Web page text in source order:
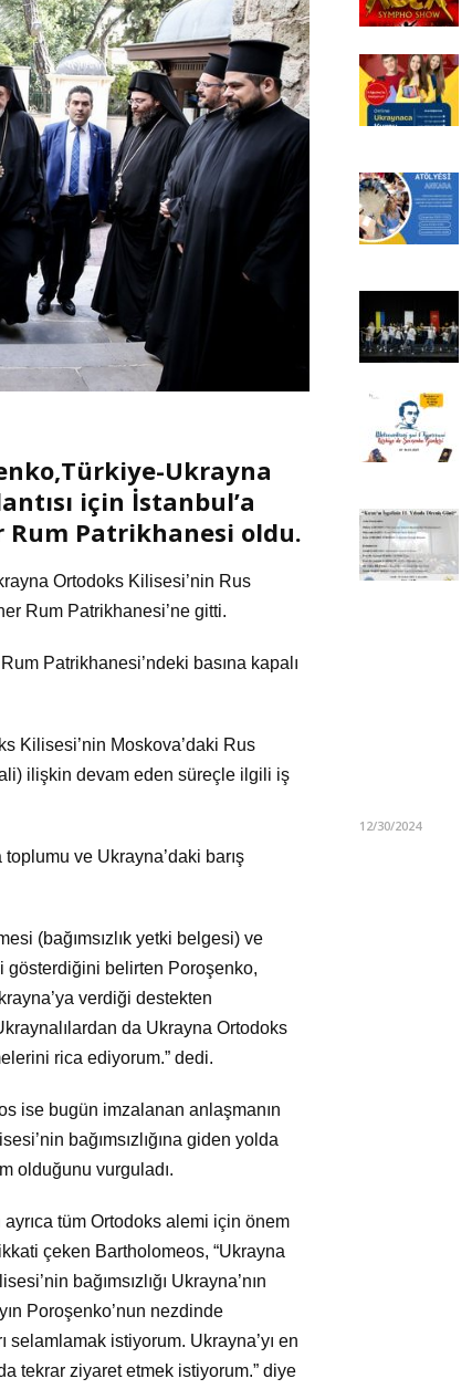
Ukrayna
için İstanbul’a
Rum Patrikhanesi oldu.
Ortodoks Kilisesi’nin Rus
Rum Patrikhanesi’ne gitti.
Patrikhanesi’ndeki basına kapalı
Kilisesi’nin Moskova’daki Rus
ilişkin devam eden süreçle ilgili iş
ve Ukrayna’daki barış
(bağımsızlık yetki belgesi) ve
gösterdiğini belirten Poroşenko,
verdiği destekten
da Ukrayna Ortodoks
rica ediyorum.” dedi.
ise bugün imzalanan anlaşmanın
bağımsızlığına giden yolda
olduğunu vurguladı.
ayrıca tüm Ortodoks alemi için önem
çeken Bartholomeos, “Ukrayna
bağımsızlığı Ukrayna’nın
Poroşenko’nun nezdinde
selamlamak istiyorum. Ukrayna’yı en
tekrar ziyaret etmek istiyorum.” diye
12/30/2024